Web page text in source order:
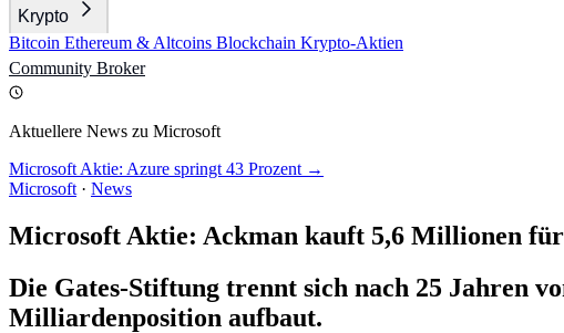
Krypto
Bitcoin Ethereum & Altcoins Blockchain Krypto-Aktien
Community Broker
Aktuellere News zu Microsoft
Microsoft Aktie: Azure springt 43 Prozent →
Microsoft · News
Microsoft Aktie: Ackman kauft 5,6 Millionen
Die Gates-Stiftung trennt sich nach 25 Jahren
Milliardenposition aufbaut.